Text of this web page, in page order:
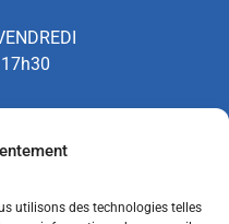
utilisons des technologies telles